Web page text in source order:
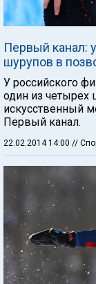
Первый канал:
шурупов в
У российского
один из четырех
искусственный
Первый канал.
22.02.2014 14:00 //